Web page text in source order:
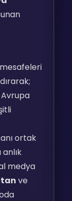
Avrupa
ortak
medya
ve